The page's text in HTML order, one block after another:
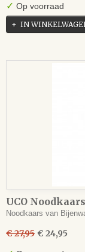
✓ Op voorraad
IN
UCO
Noodkaars van
€ 27,95 € 24,95